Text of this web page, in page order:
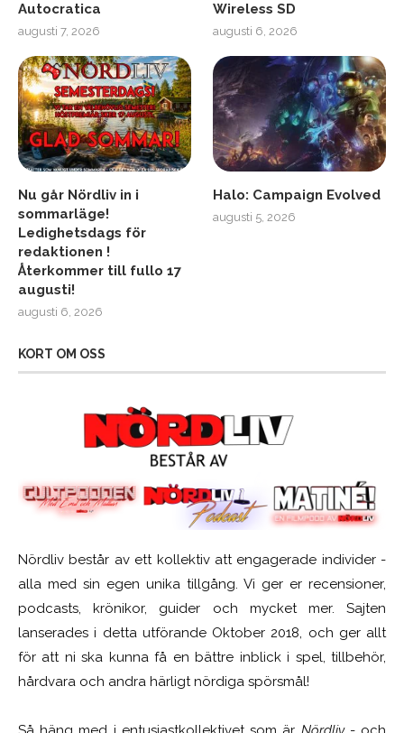
Autocratica
augusti 7, 2026
Wireless SD
augusti 6, 2026
Nu går Nördliv in i
sommarläge!
Ledighetsdags för
redaktionen !
Återkommer till fullo 17
augusti!
augusti 6, 2026
Halo: Campaign Evolved
augusti 5, 2026
KORT OM OSS
Nördliv består av ett kollektiv att engagerade individer -
alla med sin egen unika tillgång. Vi ger er recensioner,
podcasts, krönikor, guider och mycket mer. Sajten
lanserades i detta utförande Oktober 2018, och ger allt
för att ni ska kunna få en bättre inblick i spel, tillbehör,
hårdvara och andra härligt nördiga spörsmål!